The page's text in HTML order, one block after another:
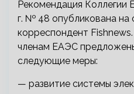
Рекомендация Коллегии
г. № 48 опубликована на
корреспондент
членам ЕАЭС
следующие меры:
— развитие системы